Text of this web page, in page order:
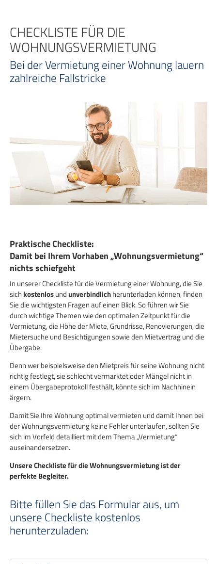
springen
CHECKLISTE FÜR DIE
WOHNUNGSVERMIETUNG
Bei der Vermietung einer Wohnung lauern
zahlreiche Fallstricke
Praktische Checkliste:
Damit bei Ihrem Vorhaben „Wohnungsvermietung“
nichts schiefgeht
In unserer Checkliste für die Vermietung einer Wohnung, die Sie
sich kostenlosundunverbindlichherunterladen können, finden
Sie die wichtigsten Fragen auf einen Blick. So führen wir Sie
durch wichtige Themen wie den optimalen Zeitpunkt für die
Vermietung, die Höhe der Miete, Grundrisse, Renovierungen, die
Mietersuche und Besichtigungen sowie den Mietvertrag und die
Übergabe.
Denn wer beispielsweise den Mietpreis für seine Wohnung nicht
richtig festlegt, sie schlecht vermarktet oder Mängel nicht in
einem Übergabeprotokoll festhält, könnte sich im Nachhinein
ärgern.
Damit Sie Ihre Wohnung optimal vermieten und damit Ihnen bei
der Wohnungsvermietung keine Fehler unterlaufen, sollten Sie
sich im Vorfeld detailliert mit dem Thema „Vermietung“
auseinandersetzen.
Unsere Checkliste für die Wohnungsvermietung ist der
perfekte Begleiter.
Bitte füllen Sie das Formular aus, um
unsere Checkliste kostenlos
herunterzuladen: